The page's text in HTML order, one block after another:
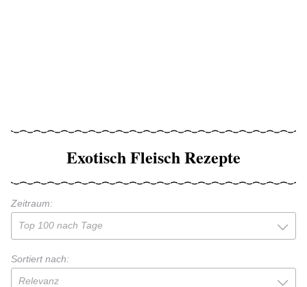
Exotisch Fleisch Rezepte
Zeitraum:
Top 100 nach Tage
Sortiert nach:
Relevanz